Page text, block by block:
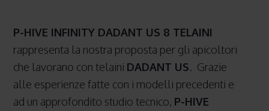
P-HIVE INFINITY DADANT US 8 TELAINI
rappresenta la nostra proposta per gli apicoltori
che lavorano con telaini DADANT US. Grazie
alle esperienze fatte con i modelli precedenti e
ad un approfondito studio tecnico, P-HIVE